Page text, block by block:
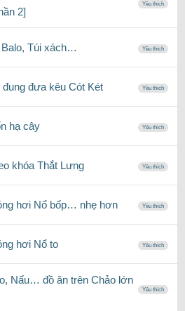
2]
Yêu thích
Túi xách… Yêu thích
đưa kêu Cót Két Yêu thích
hạ cây Yêu thích
khóa Thắt Lưng Yêu thích
hơi Nổ bốp… nhẹ hơn Yêu thích
hơi Nổ to Yêu thích
Nấu… đồ ăn trên Chảo lớn
Yêu thích